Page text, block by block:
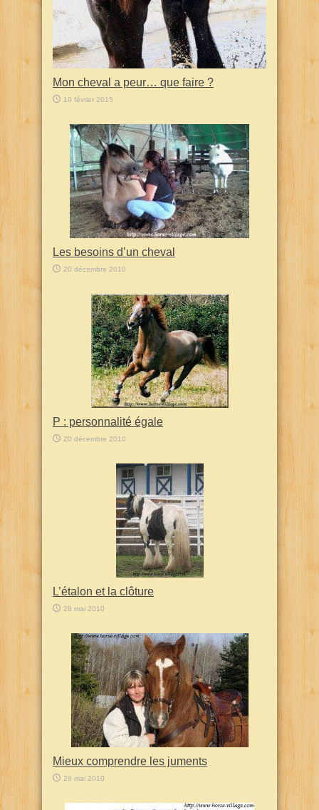
Mon cheval a peur… que faire ?
19 février 2015
Les besoins d’un cheval
20 décembre 2010
P : personnalité égale
20 décembre 2010
L’étalon et la clôture
28 mai 2010
Mieux comprendre les juments
28 mai 2010